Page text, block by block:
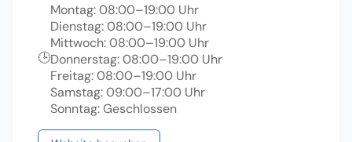
🕒
Montag: 08:00–19:00 Uhr
Dienstag: 08:00–19:00 Uhr
Mittwoch: 08:00–19:00 Uhr
Donnerstag: 08:00–19:00 Uhr
Freitag: 08:00–19:00 Uhr
Samstag: 09:00–17:00 Uhr
Sonntag: Geschlossen